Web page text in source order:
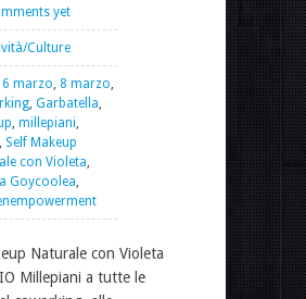
yet
Culture
6 marzo 8 marzo
Garbatella
millepiani
Self Makeup
con Violeta
Goycoolea
Naturale con Violeta
Millepiani a tutte le